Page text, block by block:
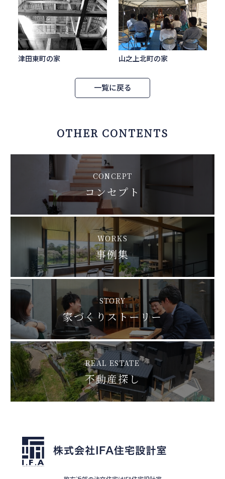
津田東町の家 山之上北町の家
一覧に戻る
OTHER CONTENTS
CONCEPT
コンセプト
WORKS
事例集
STORY
家づくりストーリー
REAL ESTATE
不動産探し